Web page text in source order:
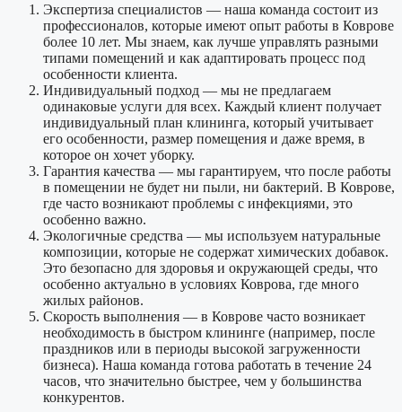
Экспертиза специалистов — наша команда состоит из
профессионалов, которые имеют опыт работы в Коврове
более 10 лет. Мы знаем, как лучше управлять разными
типами помещений и как адаптировать процесс под
особенности клиента.
Индивидуальный подход — мы не предлагаем
одинаковые услуги для всех. Каждый клиент получает
индивидуальный план клининга, который учитывает
его особенности, размер помещения и даже время, в
которое он хочет уборку.
Гарантия качества — мы гарантируем, что после работы
в помещении не будет ни пыли, ни бактерий. В Коврове,
где часто возникают проблемы с инфекциями, это
особенно важно.
Экологичные средства — мы используем натуральные
композиции, которые не содержат химических добавок.
Это безопасно для здоровья и окружающей среды, что
особенно актуально в условиях Коврова, где много
жилых районов.
Скорость выполнения — в Коврове часто возникает
необходимость в быстром клининге (например, после
праздников или в периоды высокой загруженности
бизнеса). Наша команда готова работать в течение 24
часов, что значительно быстрее, чем у большинства
конкурентов.